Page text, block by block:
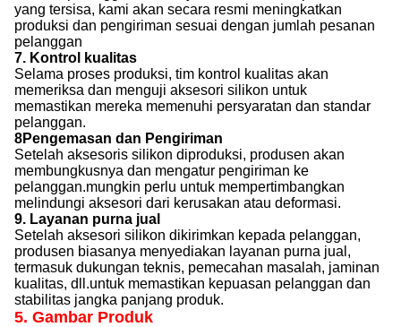
yang tersisa, kami akan secara resmi meningkatkan
produksi dan pengiriman sesuai dengan jumlah pesanan
pelanggan
7. Kontrol kualitas
Selama proses produksi, tim kontrol kualitas akan
memeriksa dan menguji aksesori silikon untuk
memastikan mereka memenuhi persyaratan dan standar
pelanggan.
8Pengemasan dan Pengiriman
Setelah aksesoris silikon diproduksi, produsen akan
membungkusnya dan mengatur pengiriman ke
pelanggan.mungkin perlu untuk mempertimbangkan
melindungi aksesori dari kerusakan atau deformasi.
9. Layanan purna jual
Setelah aksesori silikon dikirimkan kepada pelanggan,
produsen biasanya menyediakan layanan purna jual,
termasuk dukungan teknis, pemecahan masalah, jaminan
kualitas, dll.untuk memastikan kepuasan pelanggan dan
stabilitas jangka panjang produk.
5. Gambar Produk